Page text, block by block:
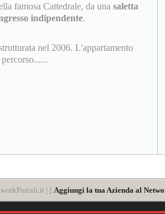
famosa Cattedrale, da una saletta
indipendente.
nel 2006. L'appartamento
| [ Aggiungi la tua Azienda al